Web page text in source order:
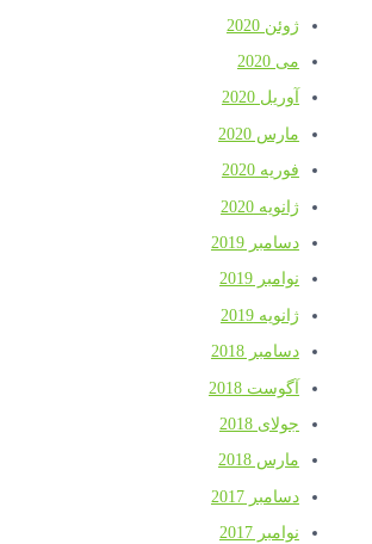
ژوئن 2020
می 2020
آوریل 2020
مارس 2020
فوریه 2020
ژانویه 2020
دسامبر 2019
نوامبر 2019
ژانویه 2019
دسامبر 2018
آگوست 2018
جولای 2018
مارس 2018
دسامبر 2017
نوامبر 2017